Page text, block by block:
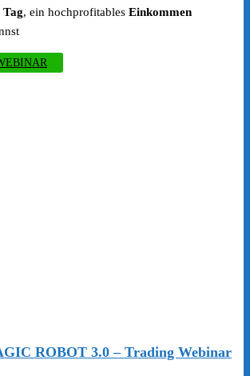
, ein hochprofitables Einkommen
ROBOT 3.0 – Trading Webinar